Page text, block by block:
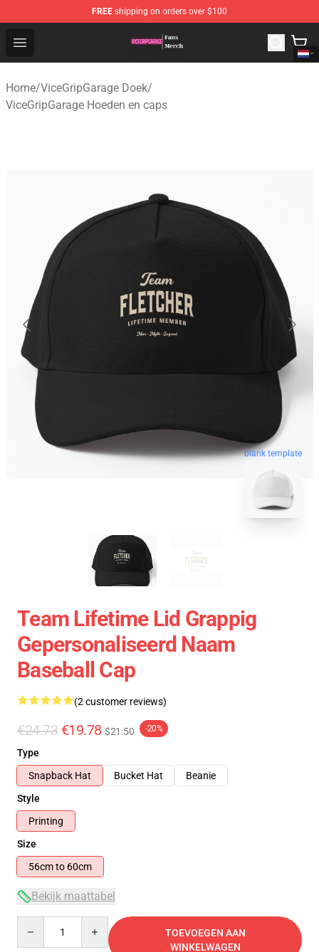
FREE shipping on orders over $100
Open menu
ViceGripGarage Store - Official ViceGripGarage
Home/ViceGripGarage Doek/
ViceGripGarage Hoeden en caps
blank template
Team Lifetime Lid Grappig
Gepersonaliseerd Naam
Baseball Cap
(2 customer reviews)
€24.73 €19.78 $21.50 -20%
Type
Snapback Hat
Bucket Hat
Beanie
Style
Printing
Size
56cm to 60cm
Bekijk maattabel
TOEVOEGEN AAN
WINKELWAGEN